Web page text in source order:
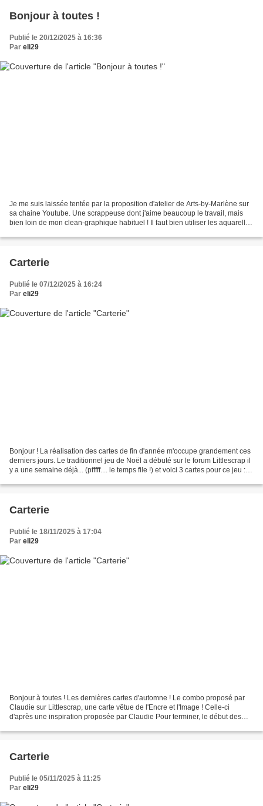
Bonjour à toutes !
Publié le 20/12/2025 à 16:36
Par eli29
Je me suis laissée tentée par la proposition d'atelier de Arts-by-Marlène sur
sa chaine Youtube. Une scrappeuse dont j'aime beaucoup le travail, mais
bien loin de mon clean-graphique habituel ! Il faut bien utiliser les aquarelles
Carterie
Publié le 07/12/2025 à 16:24
Par eli29
Bonjour ! La réalisation des cartes de fin d'année m'occupe grandement ces
derniers jours. Le traditionnel jeu de Noël a débuté sur le forum Littlescrap il
y a une semaine déjà... (pfffff.... le temps file !) et voici 3 cartes pour ce jeu :
Carterie
Publié le 18/11/2025 à 17:04
Par eli29
Bonjour à toutes ! Les dernières cartes d'automne ! Le combo proposé par
Claudie sur Littlescrap, une carte vêtue de l'Encre et l'Image ! Celle-ci
d'après une inspiration proposée par Claudie Pour terminer, le début des
Carterie
Publié le 05/11/2025 à 11:25
Par eli29